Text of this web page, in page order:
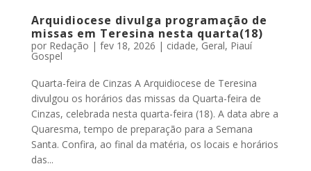
Arquidiocese divulga programação de
missas em Teresina nesta quarta(18)
por Redação | fev 18, 2026 | cidade, Geral, Piauí
Gospel
Quarta-feira de Cinzas A Arquidiocese de Teresina
divulgou os horários das missas da Quarta-feira de
Cinzas, celebrada nesta quarta-feira (18). A data abre a
Quaresma, tempo de preparação para a Semana
Santa. Confira, ao final da matéria, os locais e horários
das...